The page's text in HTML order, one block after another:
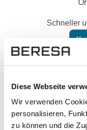
Diese Webseite
Wir verwenden
personalisieren,
zu können und die
Schneller
Hoher